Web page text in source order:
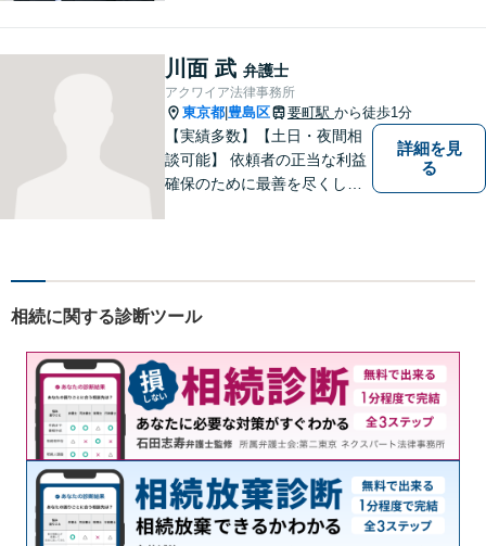
産、離婚、労働、借金トラブ
ルならお任せください。【企
業側にも対応】【池袋駅5分】
川面 武 弁護士
アクワイア法律事務所
東京都 豊島区 要町駅 から徒歩1分
【実績多数】【土日・夜間相
談可能】 依頼者の正当な利益
確保のために最善を尽くして
詳細を見
る
相続に関する診断ツール